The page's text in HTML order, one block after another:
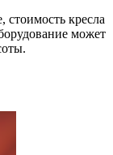
стоимость кресла
может